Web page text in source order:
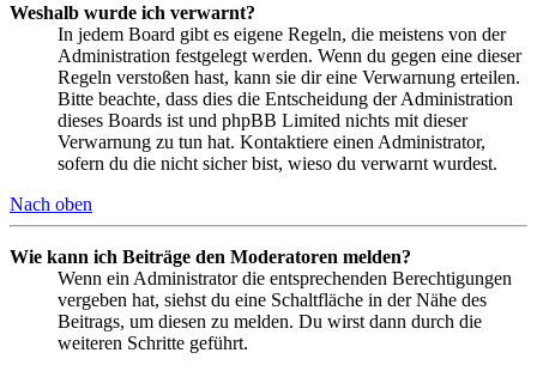
Weshalb wurde ich verwarnt?
In jedem Board gibt es eigene Regeln, die meistens von der
Administration festgelegt werden. Wenn du gegen eine dieser
Regeln verstoßen hast, kann sie dir eine Verwarnung erteilen.
Bitte beachte, dass dies die Entscheidung der Administration
dieses Boards ist und phpBB Limited nichts mit dieser
Verwarnung zu tun hat. Kontaktiere einen Administrator,
sofern du die nicht sicher bist, wieso du verwarnt wurdest.
Nach oben
Wie kann ich Beiträge den Moderatoren melden?
Wenn ein Administrator die entsprechenden Berechtigungen
vergeben hat, siehst du eine Schaltfläche in der Nähe des
Beitrags, um diesen zu melden. Du wirst dann durch die
weiteren Schritte geführt.